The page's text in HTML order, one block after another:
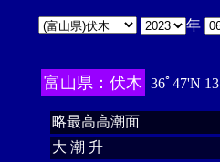
年
富山県：伏木 36ﾟ47'N
略最高高潮面
大 潮 升